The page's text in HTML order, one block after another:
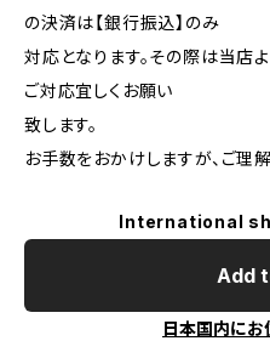
の決済は【銀行振込】のみ
対応となります。その際は当店
ご対応宜しくお願い
致します。
お手数をおかけしますが、ご理
International
Add
日本国内にお